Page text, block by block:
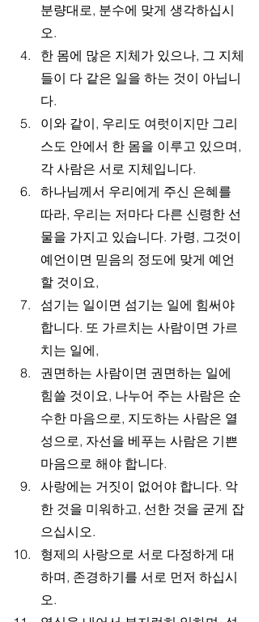
분량대로, 분수에 맞게 생각하십시
오.
한 몸에 많은 지체가 있으나, 그 지체
들이 다 같은 일을 하는 것이 아닙니
다.
이와 같이, 우리도 여럿이지만 그리
스도 안에서 한 몸을 이루고 있으며,
각 사람은 서로 지체입니다.
하나님께서 우리에게 주신 은혜를
따라, 우리는 저마다 다른 신령한 선
물을 가지고 있습니다. 가령, 그것이
예언이면 믿음의 정도에 맞게 예언
할 것이요,
섬기는 일이면 섬기는 일에 힘써야
합니다. 또 가르치는 사람이면 가르
치는 일에,
권면하는 사람이면 권면하는 일에
힘쓸 것이요, 나누어 주는 사람은 순
수한 마음으로, 지도하는 사람은 열
성으로, 자선을 베푸는 사람은 기쁜
마음으로 해야 합니다.
사랑에는 거짓이 없어야 합니다. 악
한 것을 미워하고, 선한 것을 굳게 잡
으십시오.
형제의 사랑으로 서로 다정하게 대
하며, 존경하기를 서로 먼저 하십시
오.